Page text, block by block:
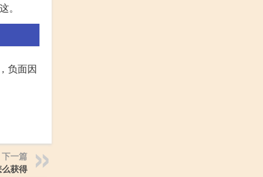
。
负面因
下一篇
获得